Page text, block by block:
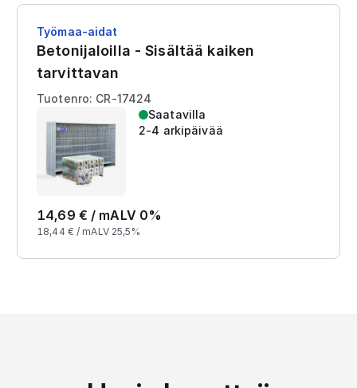
Työmaa-aidat
Betonijaloilla - Sisältää kaiken
tarvittavan
Tuotenro: CR-17424
Saatavilla
2-4 arkipäivää
14,69 € / mALV 0%
18,44 € / mALV 25,5%